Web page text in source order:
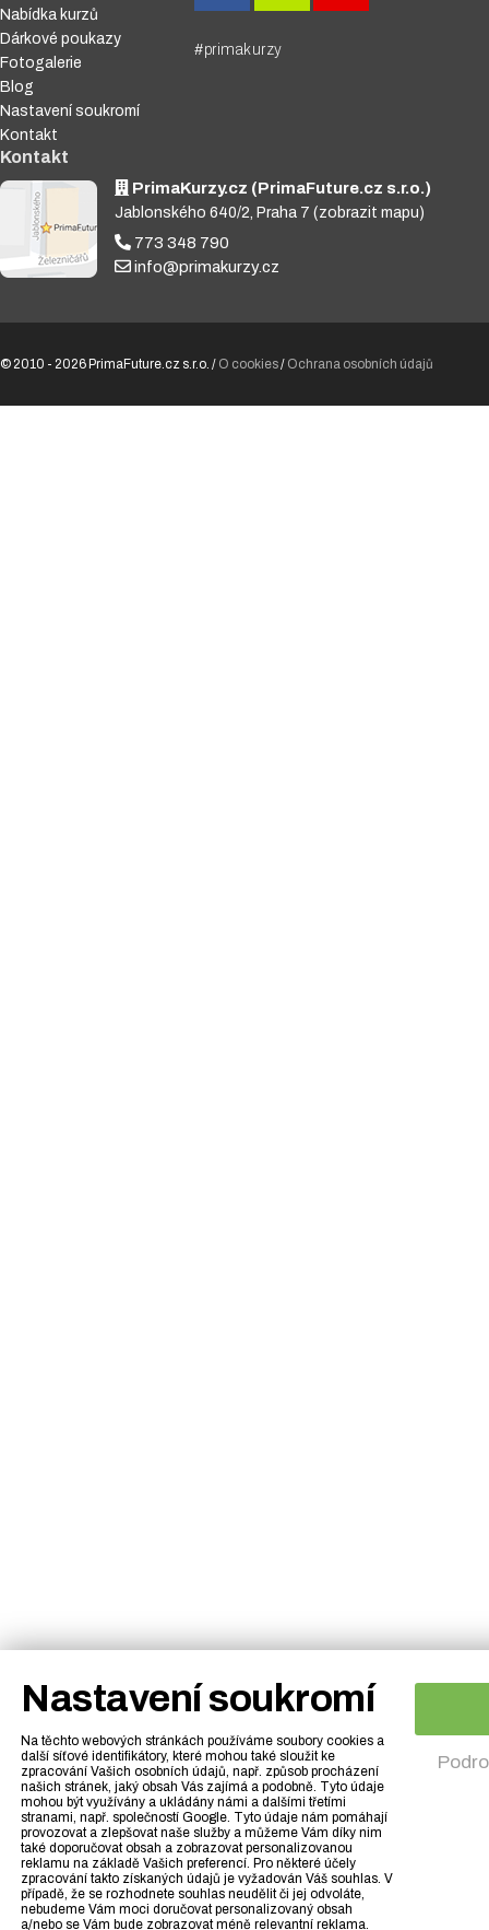
Nabídka kurzů
Dárkové poukazy
Fotogalerie
Blog
Nastavení soukromí
Kontakt
Kontakt
PrimaKurzy.cz (PrimaFuture.cz s.r.o.)
Jablonského 640/2, Praha 7 (zobrazit mapu)
773 348 790
info@primakurzy.cz
#primakurzy
© 2010 - 2026 PrimaFuture.cz s.r.o. / O cookies/ Ochrana osobních údajů
Nastavení soukromí
Na těchto webových stránkách používáme soubory cookies a
další síťové identifikátory, které mohou také sloužit ke
zpracování Vašich osobních údajů, např. způsob procházení
našich stránek, jaký obsah Vás zajímá a podobně. Tyto údaje
mohou být využívány a ukládány námi a dalšími třetími
stranami, např. společností Google. Tyto údaje nám pomáhají
provozovat a zlepšovat naše služby a můžeme Vám díky nim
také doporučovat obsah a zobrazovat personalizovanou
reklamu na základě Vašich preferencí. Pro některé účely
zpracování takto získaných údajů je vyžadován Váš souhlas. V
případě, že se rozhodnete souhlas neudělit či jej odvoláte,
nebudeme Vám moci doručovat personalizovaný obsah
a/nebo se Vám bude zobrazovat méně relevantní reklama.